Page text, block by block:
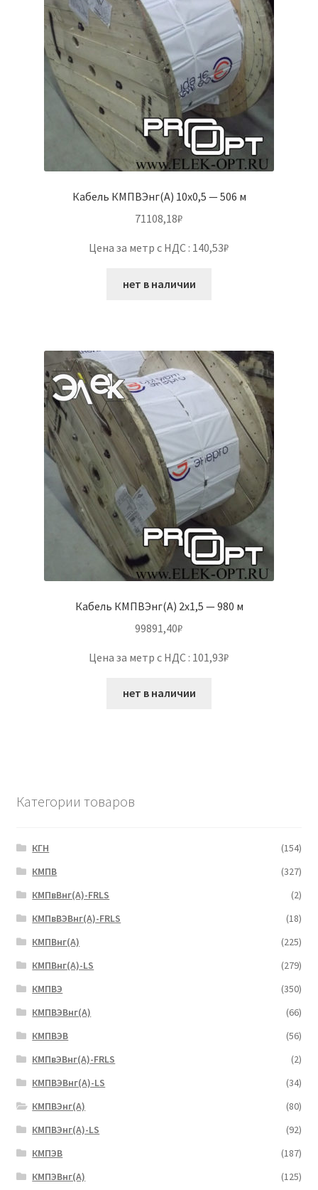
Кабель КМПВЭнг(А) 10х0,5 — 506 м
71108,18₽
Цена за метр с НДС : 140,53₽
нет в наличии
Кабель КМПВЭнг(А) 2х1,5 — 980 м
99891,40₽
Цена за метр с НДС : 101,93₽
нет в наличии
Категории товаров
КГН
(154)
КМПВ
(327)
КМПвВнг(А)-FRLS
(2)
КМПвВЭВнг(А)-FRLS
(18)
КМПВнг(А)
(225)
КМПВнг(А)-LS
(279)
КМПВЭ
(350)
КМПВЭBнг(А)
(66)
КМПВЭВ
(56)
КМПвЭВнг(А)-FRLS
(2)
КМПВЭВнг(А)-LS
(34)
КМПВЭнг(А)
(80)
КМПВЭнг(А)-LS
(92)
КМПЭВ
(187)
КМПЭВнг(А)
(125)